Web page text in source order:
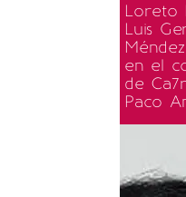
Loreto
Luis
en el
de
Paco